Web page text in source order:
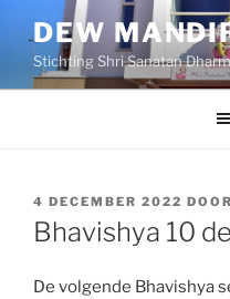
naar
inhoud
DEW
Stichting Shri Sanatan
GEPLAATST
OP
4 DECEMBER 2022 DOOR
Bhavishya 10
De volgende Bhavishya